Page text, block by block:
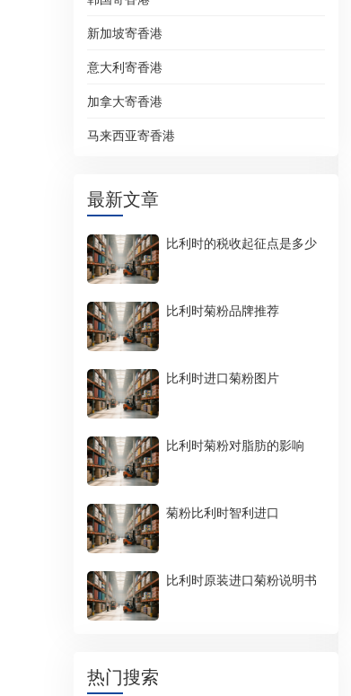
新加坡寄香港
意大利寄香港
加拿大寄香港
马来西亚寄香港
最新文章
比利时的税收起征点是多少
比利时菊粉品牌推荐
比利时进口菊粉图片
比利时菊粉对脂肪的影响
菊粉比利时智利进口
比利时原装进口菊粉说明书
热门搜索